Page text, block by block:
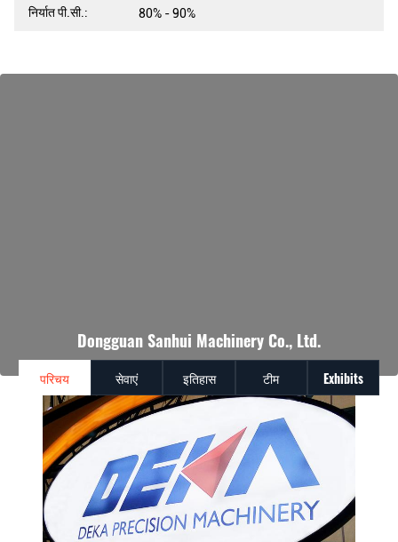
निर्यात पी.सी.: 80% - 90%
Dongguan Sanhui Machinery Co., Ltd.
परिचय सेवाएं इतिहास टीम Exhibits